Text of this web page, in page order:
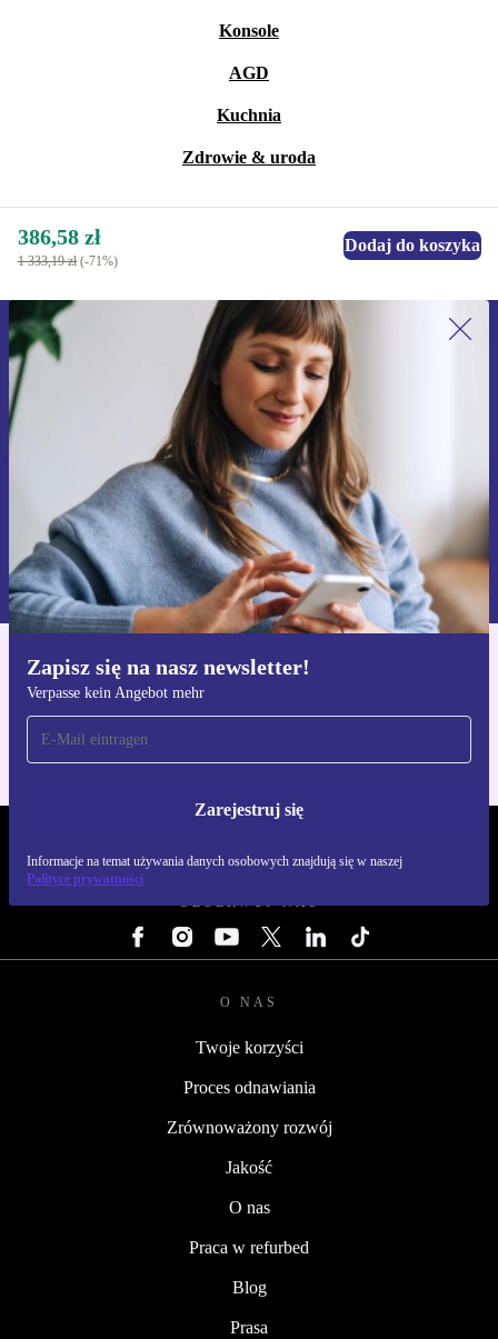
Konsole
AGD
Kuchnia
Zdrowie & uroda
386,58 zł
1 333,19 zł (-71%)
Dodaj do koszyka
Zapisz się na nasz newsletter!
Verpasse kein Angebot mehr
Zarejestruj się
Informacje na temat używania danych osobowych znajdują się w naszej
Polityce prywatności
Zapisz się na nasz newsletter!
Nie przegap żadnej oferty.
Zarejestruj się
Informacje na temat używania danych osobowych znajdują się w
naszej
Polityce prywatności
Pobierz aplikację refurbed
Dla iOS i Android
OBSERWUJ NAS
O NAS
Twoje korzyści
Proces odnawiania
Zrównoważony rozwój
Jakość
O nas
Praca w refurbed
Blog
Prasa